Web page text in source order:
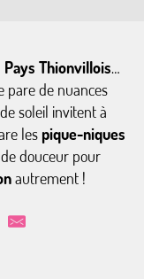
Pays Thionvillois…
pare de nuances
soleil invitent à
les pique-niques
douceur pour
autrement !